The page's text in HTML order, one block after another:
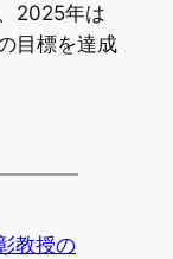
2025年は
目標を達成
教授の